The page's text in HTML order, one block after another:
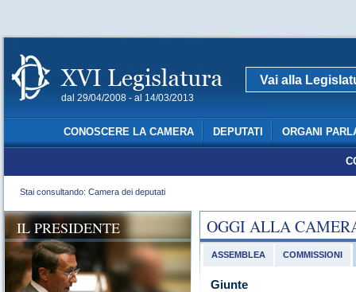
dal 29/04/2008 - al 14/03/2013
Vai alla
CONOSCERE LA CAMERA DEPUTATI ORGANI
Stai consultando: Camera dei deputati
OGGI ALLA
ASSEMBLEA COMMISSIONI
Giunte
IL PRESIDENTE